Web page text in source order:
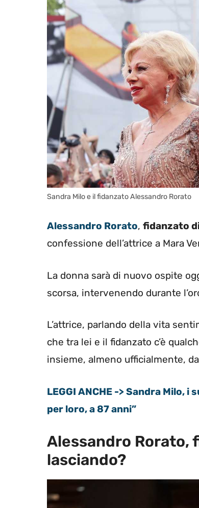
Sandra Milo e il fidanzato Alessandro Rorato
Alessandro Rorato, fidanzato
confessione dell’attrice a Mara
La donna sarà di nuovo ospite
scorsa, intervenendo durante
L’attrice, parlando della vita
che tra lei e il fidanzato c’è
insieme, almeno ufficialmente,
LEGGI ANCHE -> Sandra Milo,
per loro, a 87 anni”
Alessandro Rorato,
lasciando?